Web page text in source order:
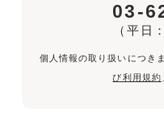
03-
（平日
個人情報の取り扱いにつき
び利用規約